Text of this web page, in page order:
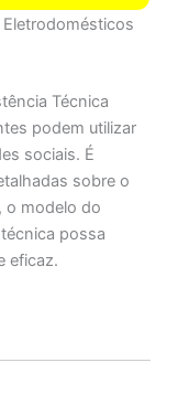
Técnica
podem utilizar
sociais. É
sobre o
o modelo do
possa
eficaz.